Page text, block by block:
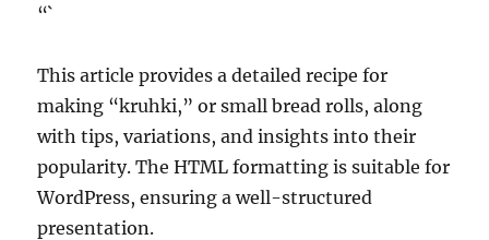
“`
This article provides a detailed recipe for
making “kruhki,” or small bread rolls, along
with tips, variations, and insights into their
popularity. The HTML formatting is suitable for
WordPress, ensuring a well-structured
presentation.